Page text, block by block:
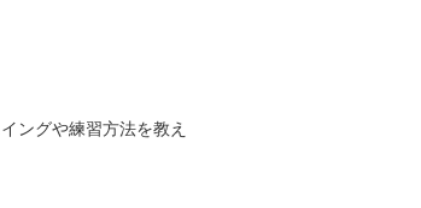
ングや練習方法を教え